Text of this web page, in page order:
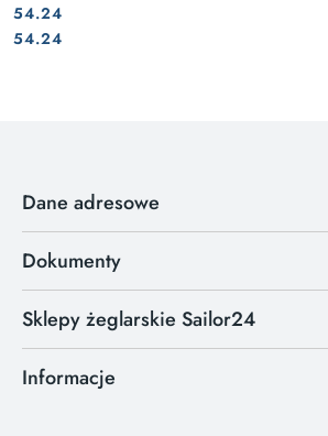
Cena:
54.24
Cena:
54.24
Dane adresowe
Dokumenty
Sklepy żeglarskie Sailor24
Informacje